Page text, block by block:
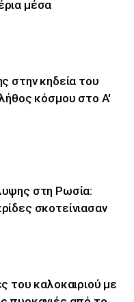
μέσα
στην κηδεία του
κόσμου στο Α'
στη Ρωσία:
σκοτείνιασαν
του καλοκαιριού με